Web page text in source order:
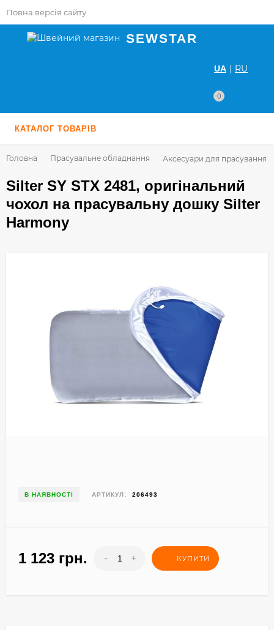
Повна версія сайту
UA | RU
0
SEWSTAR
КАТАЛОГ ТОВАРІВ
Головна Прасувальне обладнання Аксесуари для прасування
Silter SY STX 2481, оригінальний
чохол на прасувальну дошку Silter
Harmony
В НАЯВНОСТІ АРТИКУЛ: 206493
1 123 грн. - + КУПИТИ